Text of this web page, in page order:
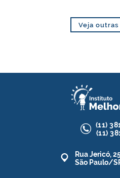
Veja
(11)
(11)
Rua Jericó,
São Paulo/